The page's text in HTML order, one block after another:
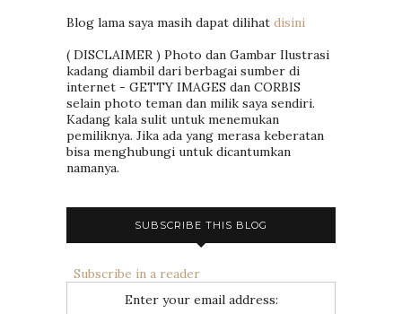
Blog lama saya masih dapat dilihat disini
( DISCLAIMER ) Photo dan Gambar Ilustrasi
kadang diambil dari berbagai sumber di
internet - GETTY IMAGES dan CORBIS
selain photo teman dan milik saya sendiri.
Kadang kala sulit untuk menemukan
pemiliknya. Jika ada yang merasa keberatan
bisa menghubungi untuk dicantumkan
namanya.
SUBSCRIBE THIS BLOG
Subscribe in a reader
Enter your email address: